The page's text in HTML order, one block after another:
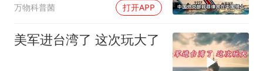
大疆错失宇树
从科技创新看开局起步的时与势
万物科普菌 打开APP
美军进台湾了 这次玩大了